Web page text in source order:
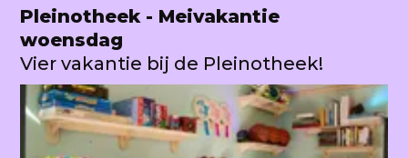
Pleinotheek - Meivakantie
woensdag
Vier vakantie bij de Pleinotheek!